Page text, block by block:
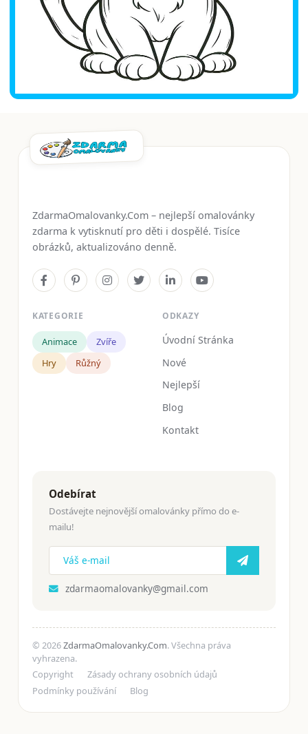
ZdarmaOmalovanky.Com – nejlepší omalovánky
zdarma k vytisknutí pro děti i dospělé. Tisíce
obrázků, aktualizováno denně.
KATEGORIE
Animace
Zvíře
Hry
Růžný
ODKAZY
Úvodní Stránka
Nové
Nejlepší
Blog
Kontakt
Odebírat
Dostávejte nejnovější omalovánky přímo do e-
mailu!
zdarmaomalovanky@gmail.com
© 2026ZdarmaOmalovanky.Com. Všechna práva
vyhrazena.
Copyright
Zásady ochrany osobních údajů
Podmínky používání
Blog